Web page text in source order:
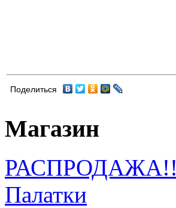
Поделиться
Магазин
Палатки